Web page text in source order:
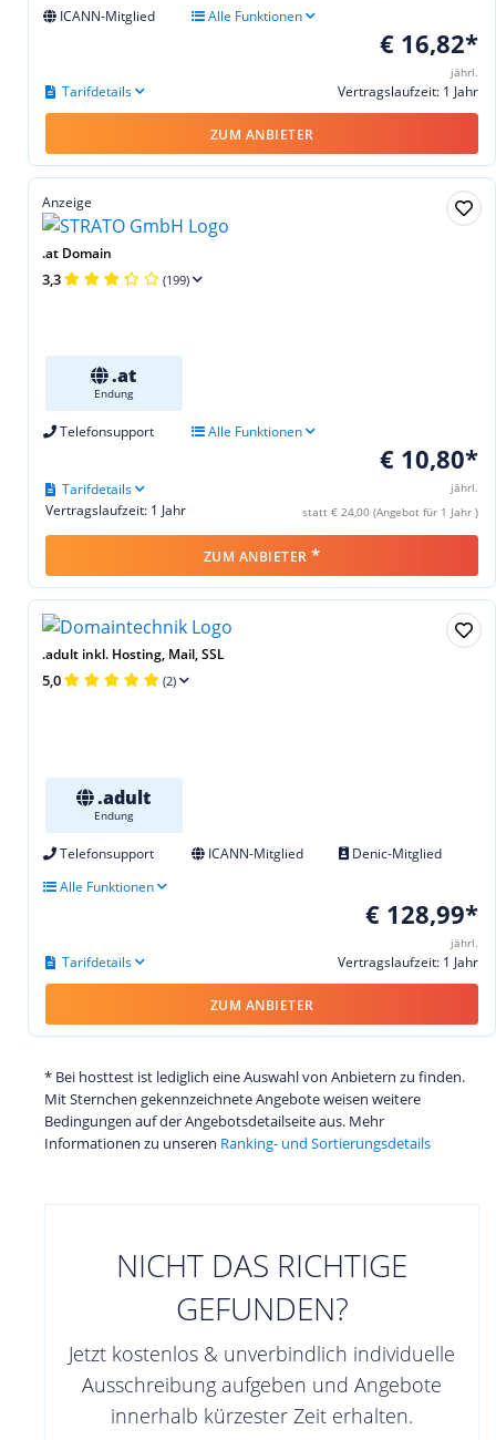
ICANN-Mitglied
Alle Funktionen
€ 16,82*
jährl.
Vertragslaufzeit: 1 Jahr
Tarifdetails
ZUM ANBIETER
Anzeige
.at Domain
3,3 (199)
.at
Endung
Telefonsupport Alle Funktionen
€ 10,80*
jährl.
statt € 24,00 (Angebot für 1 Jahr )
Vertragslaufzeit: 1 Jahr
Tarifdetails
ZUM ANBIETER *
.adult inkl. Hosting, Mail, SSL
5,0 (2)
.adult
Endung
Telefonsupport ICANN-Mitglied
Denic-Mitglied
Alle Funktionen
€ 128,99*
jährl.
Vertragslaufzeit: 1 Jahr
Tarifdetails
ZUM ANBIETER
* Bei hosttest ist lediglich eine Auswahl von Anbietern zu finden.
Mit Sternchen gekennzeichnete Angebote weisen weitere
Bedingungen auf der Angebotsdetailseite aus. Mehr
Informationen zu unseren Ranking- und Sortierungsdetails
NICHT DAS RICHTIGE
GEFUNDEN?
Jetzt kostenlos & unverbindlich individuelle
Ausschreibung aufgeben und Angebote
innerhalb kürzester Zeit erhalten.